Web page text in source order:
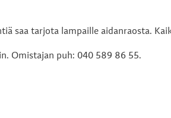
saa tarjota lampaille aidanraosta.
Omistajan puh: 040 589 86 55.